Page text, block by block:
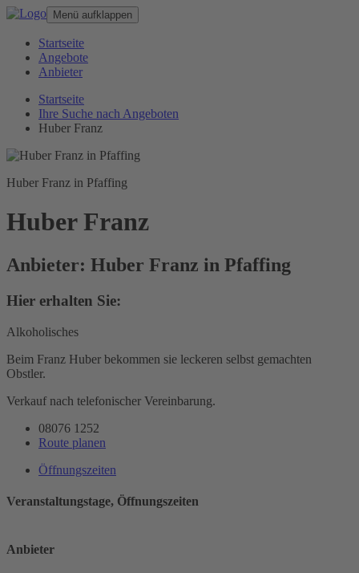
Menü aufklappen
Startseite
Angebote
Anbieter
Startseite
Ihre Suche nach Angeboten
Huber Franz
Huber Franz in Pfaffing
Huber Franz
Anbieter: Huber Franz in Pfaffing
Hier erhalten Sie:
Alkoholisches
Beim Franz Huber bekommen sie leckeren selbst gemachten
Obstler.
Verkauf nach telefonischer Vereinbarung.
08076 1252
Route planen
Öffnungszeiten
Veranstaltungstage, Öffnungszeiten
Anbieter